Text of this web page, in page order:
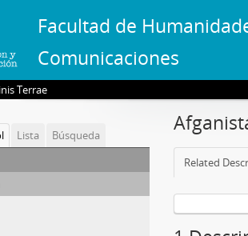
Facultad de
Comunicaciones
Terrae
Lista Búsqueda
Related